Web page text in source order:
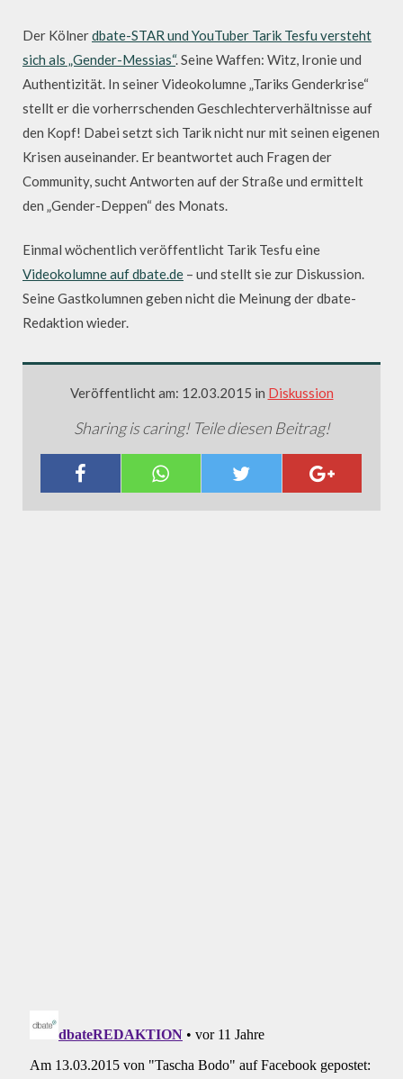
Der Kölnerdbate-STAR und YouTuber Tarik Tesfu versteht
sich als „Gender-Messias“. Seine Waffen: Witz, Ironie und
Authentizität. In seiner Videokolumne „Tariks Genderkrise“
stellt er die vorherrschenden Geschlechterverhältnisse auf
den Kopf! Dabei setzt sich Tarik nicht nur mit seinen eigenen
Krisen auseinander. Er beantwortet auch Fragen der
Community, sucht Antworten auf der Straße und ermittelt
den „Gender-Deppen“ des Monats.
Einmal wöchentlich veröffentlicht Tarik Tesfu eine
Videokolumne auf dbate.de – und stellt sie zur Diskussion.
Seine Gastkolumnen geben nicht die Meinung der dbate-
Redaktion wieder.
Veröffentlicht am: 12.03.2015 in Diskussion
Sharing is caring! Teile diesen Beitrag!